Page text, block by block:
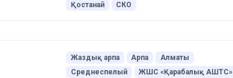
Қостанай
СКО
Жаздық арпа Арпа
Алматы
Среднеспелый
ЖШС «Қарабалық АШТС»